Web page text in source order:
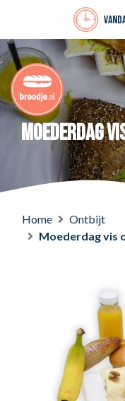
Moederdag
Home
Ontbijt
Moederdag vis